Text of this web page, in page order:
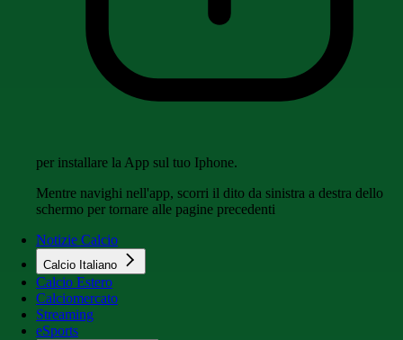
per installare la App sul tuo Iphone.
Mentre navighi nell'app, scorri il dito da sinistra a destra dello
schermo per tornare alle pagine precedenti
Notizie Calcio
Calcio Italiano
Calcio Estero
Calciomercato
Streaming
eSports